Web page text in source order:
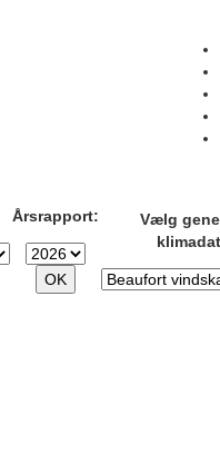
Årsrapport:
Vælg